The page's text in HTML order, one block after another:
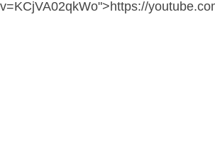
v=KCjVA02qkWo">https://